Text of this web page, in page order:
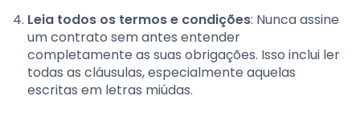
Leia todos os termos e condições: Nunca assine
um contrato sem antes entender
completamente as suas obrigações. Isso inclui ler
todas as cláusulas, especialmente aquelas
escritas em letras miúdas.